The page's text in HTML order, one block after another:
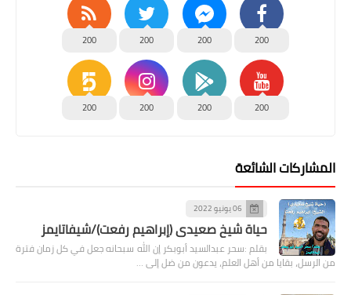
200
200
200
200
200
200
200
200
المشاركات الشائعة
06 يونيو 2022
حياة شيخ صعيدى (إبراهيم رفعت)/شيفاتايمز
بقلم :سحر عبدالسيد أبوبكر إن الله سبحانه جعل في كل زمان فترة
من الرسل، بقايا من أهل العلم، يدعون من ضل إلى …